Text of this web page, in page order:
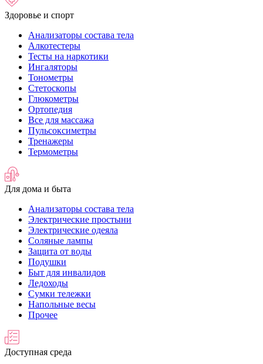
Здоровье и спорт
Анализаторы состава тела
Алкотестеры
Тесты на наркотики
Ингаляторы
Тонометры
Стетоскопы
Глюкометры
Ортопедия
Все для массажа
Пульсоксиметры
Тренажеры
Термометры
Для дома и быта
Анализаторы состава тела
Электрические простыни
Электрические одеяла
Соляные лампы
Защита от воды
Подушки
Быт для инвалидов
Ледоходы
Сумки тележки
Напольные весы
Прочее
Доступная среда